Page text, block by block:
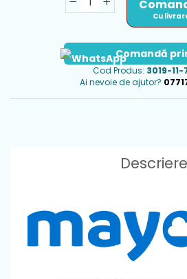
Cu
Comandă
Cod Produs: 3019-11-
Ai nevoie de ajutor?
Descriere